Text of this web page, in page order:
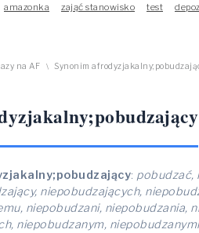
amazonka
zająć stanowisko test
na AF \ Synonim
: pobudzać,
niepobudzających,
niepobudzani,
niepobudzanym,